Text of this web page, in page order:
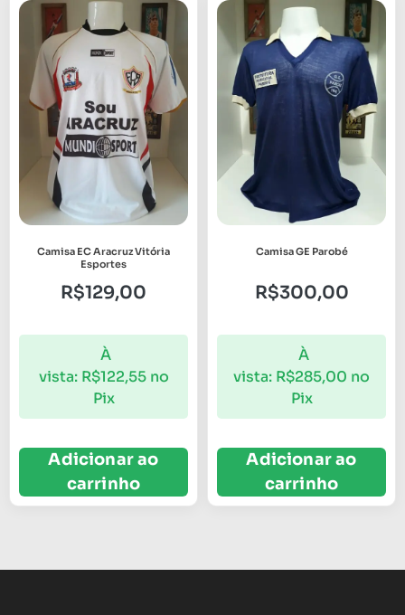
Camisa EC Aracruz Vitória
Esportes
R$129,00
À
vista: R$122,55 no
Pix
Adicionar ao
carrinho
Camisa GE Parobé
R$300,00
À
vista: R$285,00 no
Pix
Adicionar ao
carrinho